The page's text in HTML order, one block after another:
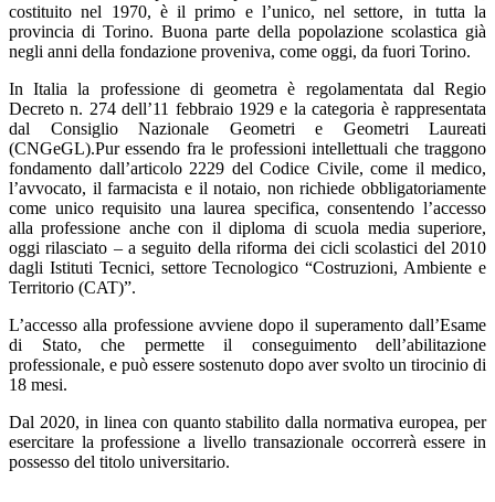
costituito nel 1970, è il primo e l’unico, nel settore, in tutta la
provincia di Torino. Buona parte della popolazione scolastica già
negli anni della fondazione proveniva, come oggi, da fuori Torino.
In Italia la professione di geometra è regolamentata dal Regio
Decreto n. 274 dell’11 febbraio 1929 e la categoria è rappresentata
dal Consiglio Nazionale Geometri e Geometri Laureati
(CNGeGL).Pur essendo fra le professioni intellettuali che traggono
fondamento dall’articolo 2229 del Codice Civile, come il medico,
l’avvocato, il farmacista e il notaio, non richiede obbligatoriamente
come unico requisito una laurea specifica, consentendo l’accesso
alla professione anche con il diploma di scuola media superiore,
oggi rilasciato – a seguito della riforma dei cicli scolastici del 2010
dagli Istituti Tecnici, settore Tecnologico “Costruzioni, Ambiente e
Territorio (CAT)”.
L’accesso alla professione avviene dopo il superamento dall’Esame
di Stato, che permette il conseguimento dell’abilitazione
professionale, e può essere sostenuto dopo aver svolto un tirocinio di
18 mesi.
Dal 2020, in linea con quanto stabilito dalla normativa europea, per
esercitare la professione a livello transazionale occorrerà essere in
possesso del titolo universitario.